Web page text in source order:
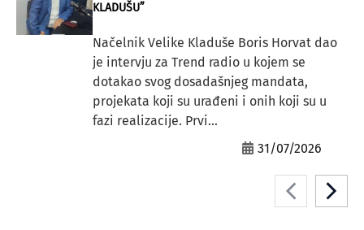
KLADUŠU”
Načelnik Velike Kladuše Boris Horvat dao
je intervju za Trend radio u kojem se
dotakao svog dosadašnjeg mandata,
projekata koji su urađeni i onih koji su u
fazi realizacije. Prvi...
31/07/2026